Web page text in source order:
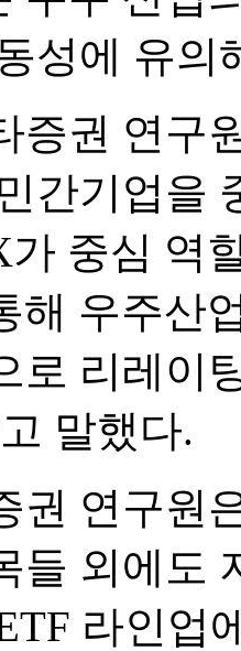
성에 유의
증권 연구
간기업을
중심 역
해 우주산
로 리레이
말했다.
권 연구원
들 외에도
라인업